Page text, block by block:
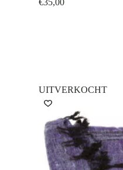
€35,00
UITVERKOCHT